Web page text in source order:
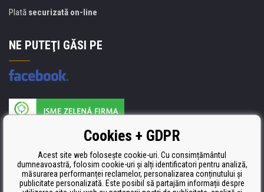
Plată securizată on-line
NE PUTEŢI GĂSI PE
Producătorul umpluturii de rezervă este certificat
ISO 9001, ISO 14001 şi STMC.Cookies + GDPR
Acest site web folosește cookie-uri. Cu consimțământul
dumneavoastră, folosim cookie-uri și alți identificatori pentru analiză,
măsurarea performanței reclamelor, personalizarea conținutului și
publicitate personalizată. Este posibil să partajăm informații despre